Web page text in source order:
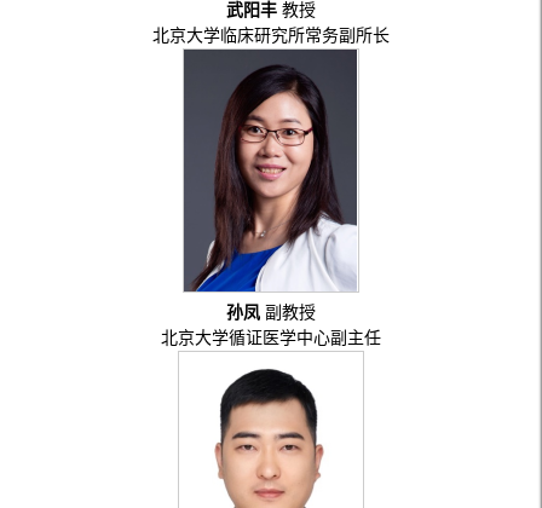
武阳丰 教授
北京大学临床研究所常务副所长
孙凤 副教授
北京大学循证医学中心副主任